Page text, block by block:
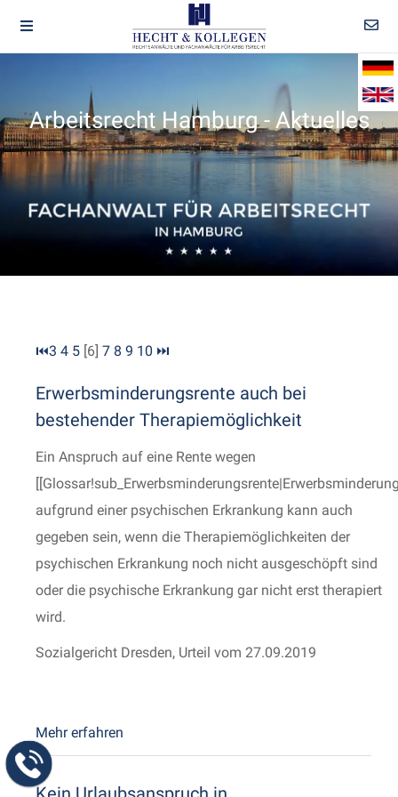
Arbeitsrecht Hamburg - Aktuelles
⏮3 4 5 [6] 7 8 9 10 ⏭
Erwerbsminderungsrente auch bei
bestehender Therapiemöglichkeit
Ein Anspruch auf eine Rente wegen
aufgrund einer psychischen Erkrankung kann auch
gegeben sein, wenn die Therapiemöglichkeiten der
psychischen Erkrankung noch nicht ausgeschöpft sind
oder die psychische Erkrankung gar nicht erst therapiert
wird.
Sozialgericht Dresden, Urteil vom 27.09.2019
Mehr erfahren